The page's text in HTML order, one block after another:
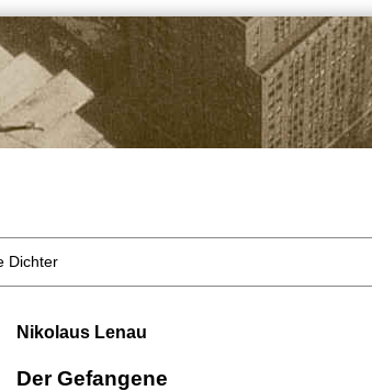
Dichter
Nikolaus Lenau
Der Gefangene